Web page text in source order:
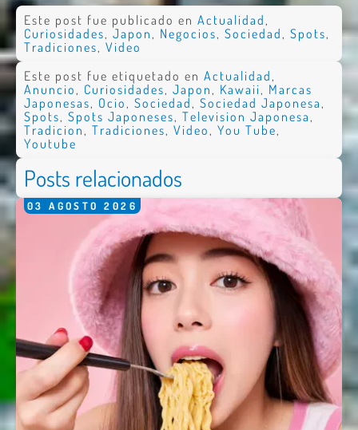
Este post fue publicado en Actualidad ,
Curiosidades, Japon , Negocios, Sociedad , Spots,
Tradiciones, Video
Este post fue etiquetado en Actualidad ,
Anuncio , Curiosidades, Japon , Kawaii, Marcas
Japonesas, Ocio , Sociedad , Sociedad Japonesa ,
Spots, Spots Japoneses, Television Japonesa ,
Tradicion , Tradiciones, Video , You Tube,
Youtube
Posts relacionados
03 AGOSTO 2026